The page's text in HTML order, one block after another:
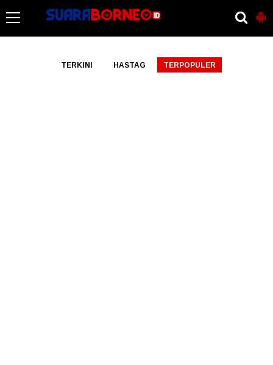
TERKINI HASTAG TERPOPULER